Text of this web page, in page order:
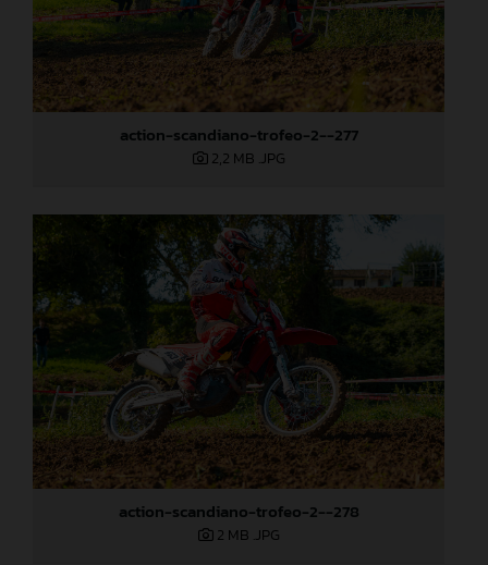
action-scandiano-trofeo-2--277
2,2 MB .JPG
action-scandiano-trofeo-2--278
2 MB .JPG